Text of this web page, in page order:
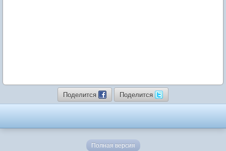
Поделится Поделится
Полная версия